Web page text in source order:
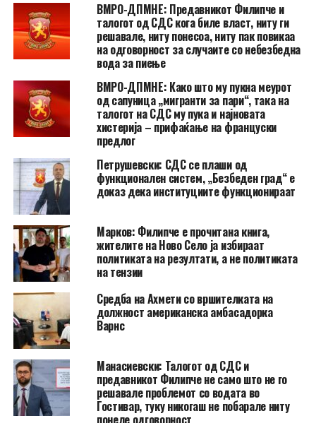
ВМРО-ДПМНЕ: Предавникот Филипче и
талогот од СДС кога биле власт, ниту ги
решавале, ниту понесоа, ниту пак повикаа
на одговорност за случаите со небезбедна
вода за пиење
ВМРО-ДПМНЕ: Како што му пукна меурот
од сапуница „мигранти за пари“, така на
талогот на СДС му пука и најновата
хистерија – прифаќање на француски
предлог
Петрушевски: СДС се плаши од
функционален систем, „Безбеден град“ е
доказ дека институциите функционираат
Марков: Филипче е прочитана книга,
жителите на Ново Село ја избираат
политиката на резултати, а не политиката
на тензии
Средба на Ахмети со вршителката на
должност американска амбасадорка
Варнс
Манасиевски: Талогот од СДС и
предавникот Филипче не само што не го
решавале проблемот со водата во
Гостивар, туку никогаш не побарале ниту
понеле одговорност